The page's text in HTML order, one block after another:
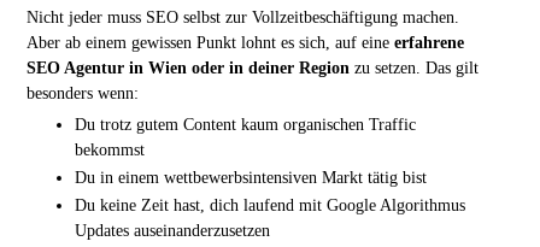
Nicht jeder muss SEO selbst zur Vollzeitbeschäftigung machen.
Aber ab einem gewissen Punkt lohnt es sich, auf eineerfahrene
SEO Agentur in Wien oder in deiner Region zu setzen. Das gilt
besonders wenn:
Du trotz gutem Content kaum organischen Traffic
bekommst
Du in einem wettbewerbsintensiven Markt tätig bist
Du keine Zeit hast, dich laufend mit Google Algorithmus
Updates auseinanderzusetzen